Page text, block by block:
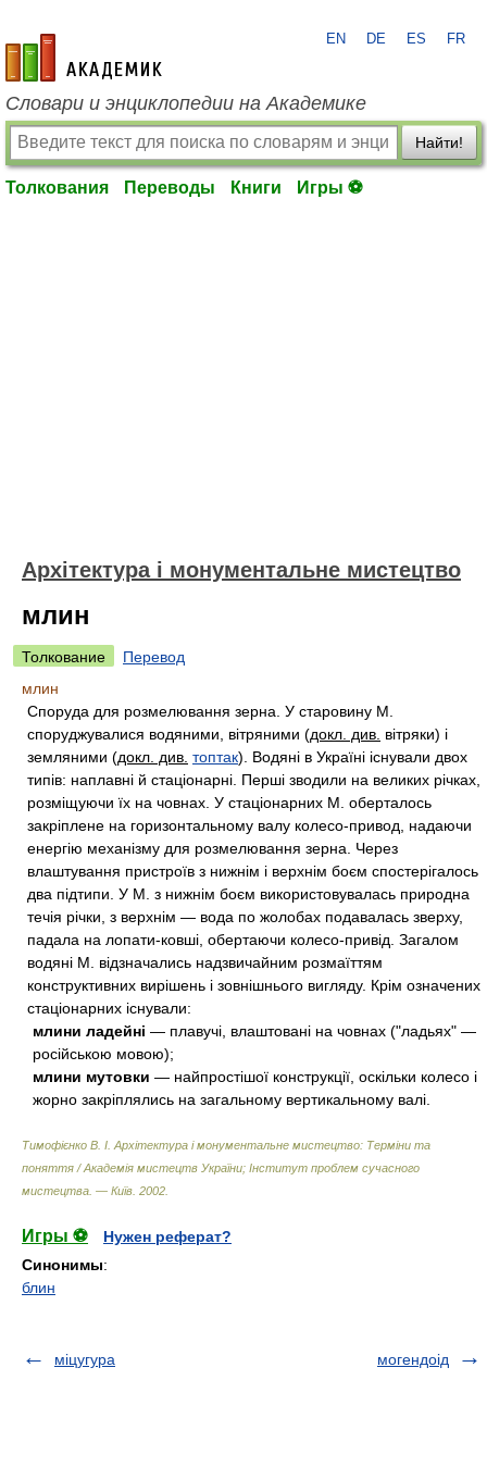
academic.ru
EN DE ES FR
Словари и энциклопедии на Академике
Найти!
Толкования Переводы Книги Игры ⚽
Архітектура і монументальне мистецтво
млин
Толкование
Перевод
млин
Споруда для розмелювання зерна. У старовину М.
споруджувалися водяними, вітряними (докл. див. вітряки) і
земляними (докл. див. топтак). Водяні в Україні існували двох
типів: наплавні й стаціонарні. Перші зводили на великих річках,
розміщуючи їх на човнах. У стаціонарних М. оберталось
закріплене на горизонтальному валу колесо-привод, надаючи
енергію механізму для розмелювання зерна. Через
влаштування пристроїв з нижнім і верхнім боєм спостерігалось
два підтипи. У М. з нижнім боєм використовувалась природна
течія річки, з верхнім — вода по жолобах подавалась зверху,
падала на лопати-ковші, обертаючи колесо-привід. Загалом
водяні М. відзначались надзвичайним розмаїттям
конструктивних вирішень і зовнішнього вигляду. Крім означених
стаціонарних існували:
млини ладейні — плавучі, влаштовані на човнах ("ладьях" —
російською мовою);
млини мутовки — найпростішої конструкції, оскільки колесо і
жорно закріплялись на загальному вертикальному валі.
Тимофієнко В. І. Архітектура і монументальне мистецтво: Терміни та
поняття / Академія мистецтв України; Інститут проблем сучасного
мистецтва. — Київ 2002
Игры ⚽
Нужен реферат?
Синонимы:
блин
міцугура могендоід